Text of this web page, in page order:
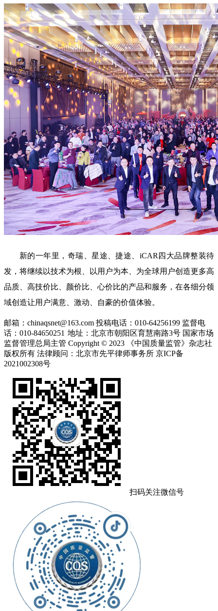
新的一年里，奇瑞、星途、捷途、iCAR四大品牌整装待
发，将继续以技术为根、以用户为本、为全球用户创造更多高
品质、高技价比、颜价比、心价比的产品和服务，在各细分领
域创造让用户满意、激动、自豪的价值体验。
邮箱：chinaqsnet@163.com 投稿电话：010-64256199 监督电
话：010-84650251 地址：北京市朝阳区育慧南路3号 国家市场
监督管理总局主管 Copyright © 2023 《中国质量监管》杂志社
版权所有 法律顾问：北京市先平律师事务所 京ICP备
2021002308号
扫码关注微信号